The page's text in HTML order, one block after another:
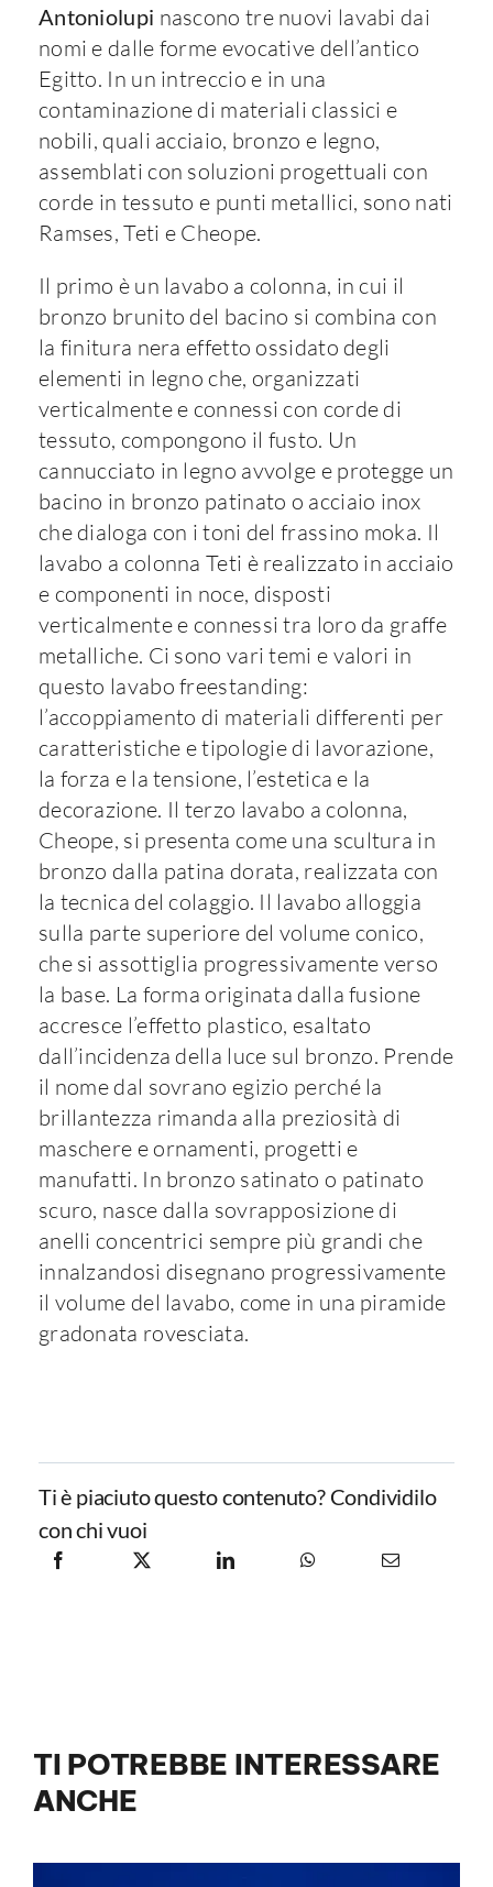
Antoniolupi nascono tre nuovi lavabi dai
nomi e dalle forme evocative dell’antico
Egitto. In un intreccio e in una
contaminazione di materiali classici e
nobili, quali acciaio, bronzo e legno,
assemblati con soluzioni progettuali con
corde in tessuto e punti metallici, sono nati
Ramses, Teti e Cheope.
Il primo è un lavabo a colonna, in cui il
bronzo brunito del bacino si combina con
la finitura nera effetto ossidato degli
elementi in legno che, organizzati
verticalmente e connessi con corde di
tessuto, compongono il fusto. Un
cannucciato in legno avvolge e protegge un
bacino in bronzo patinato o acciaio inox
che dialoga con i toni del frassino moka. Il
lavabo a colonna Teti è realizzato in acciaio
e componenti in noce, disposti
verticalmente e connessi tra loro da graffe
metalliche. Ci sono vari temi e valori in
questo lavabo freestanding:
l’accoppiamento di materiali differenti per
caratteristiche e tipologie di lavorazione,
la forza e la tensione, l’estetica e la
decorazione. Il terzo lavabo a colonna,
Cheope, si presenta come una scultura in
bronzo dalla patina dorata, realizzata con
la tecnica del colaggio. Il lavabo alloggia
sulla parte superiore del volume conico,
che si assottiglia progressivamente verso
la base. La forma originata dalla fusione
accresce l’effetto plastico, esaltato
dall’incidenza della luce sul bronzo. Prende
il nome dal sovrano egizio perché la
brillantezza rimanda alla preziosità di
maschere e ornamenti, progetti e
manufatti. In bronzo satinato o patinato
scuro, nasce dalla sovrapposizione di
anelli concentrici sempre più grandi che
innalzandosi disegnano progressivamente
il volume del lavabo, come in una piramide
gradonata rovesciata.
Ti è piaciuto questo contenuto? Condividilo
con chi vuoi
TI POTREBBE INTERESSARE
ANCHE